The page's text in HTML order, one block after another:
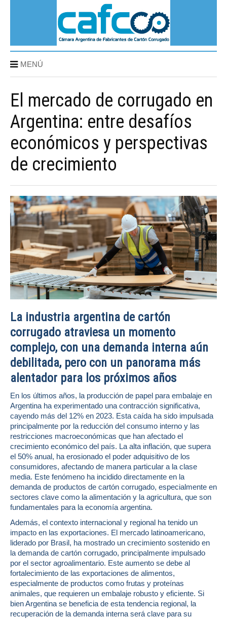
MENÚ
El mercado de corrugado en
Argentina: entre desafíos
económicos y perspectivas
de crecimiento
La industria argentina de cartón
corrugado atraviesa un momento
complejo, con una demanda interna aún
debilitada, pero con un panorama más
alentador para los próximos años
En los últimos años, la producción de papel para embalaje en
Argentina ha experimentado una contracción significativa,
cayendo más del 12% en 2023. Esta caída ha sido impulsada
principalmente por la reducción del consumo interno y las
restricciones macroeconómicas que han afectado el
crecimiento económico del país. La alta inflación, que supera
el 50% anual, ha erosionado el poder adquisitivo de los
consumidores, afectando de manera particular a la clase
media. Este fenómeno ha incidido directamente en la
demanda de productos de cartón corrugado, especialmente en
sectores clave como la alimentación y la agricultura, que son
fundamentales para la economía argentina.
Además, el contexto internacional y regional ha tenido un
impacto en las exportaciones. El mercado latinoamericano,
liderado por Brasil, ha mostrado un crecimiento sostenido en
la demanda de cartón corrugado, principalmente impulsado
por el sector agroalimentario. Este aumento se debe al
fortalecimiento de las exportaciones de alimentos,
especialmente de productos como frutas y proteínas
animales, que requieren un embalaje robusto y eficiente. Si
bien Argentina se beneficia de esta tendencia regional, la
recuperación de la demanda interna será clave para su